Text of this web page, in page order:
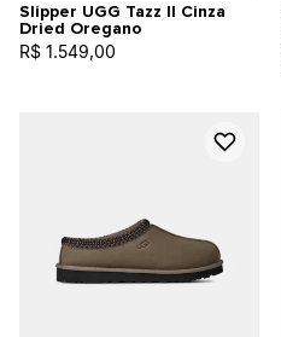
Slipper UGG Tazz II Cinza
Dried Oregano
R$ 1.549,00